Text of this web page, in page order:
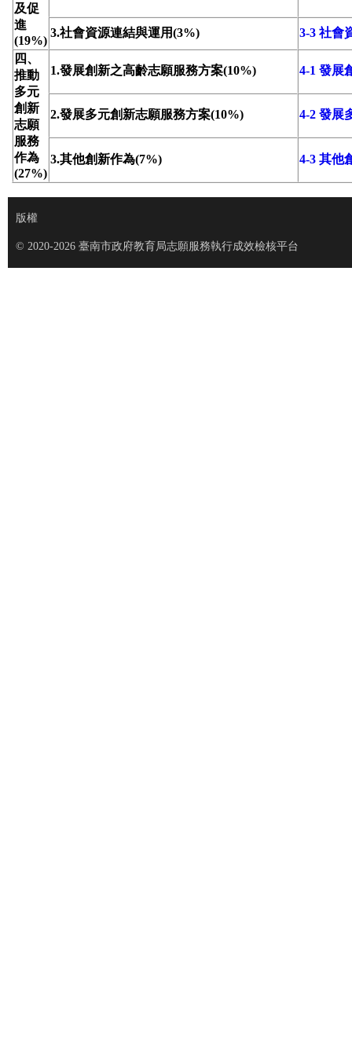
及促
進
(19%)
3.社會資源連結與運用(3%)
3-3 社會
四、
推動
多元
創新
志願
服務
作為
(27%)
1.發展創新之高齡志願服務方案(10%) 4-1 發展
2.發展多元創新志願服務方案(10%) 4-2 發展
3.其他創新作為(7%) 4-3 其他
版權
© 2020-2026 臺南市政府教育局志願服務執行成效檢核平台